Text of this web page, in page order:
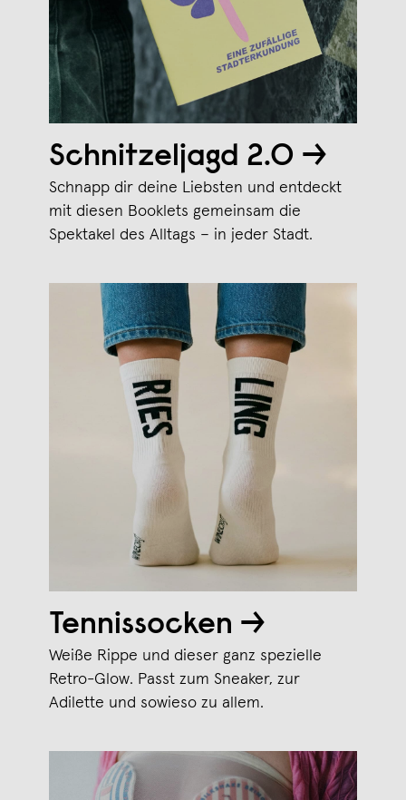
Schnitzeljagd 2.0 →
Schnapp dir deine Liebsten und entdeckt
mit diesen Booklets gemeinsam die
Spektakel des Alltags – in jeder Stadt.
Tennissocken →
Weiße Rippe und dieser ganz spezielle
Retro-Glow. Passt zum Sneaker, zur
Adilette und sowieso zu allem.